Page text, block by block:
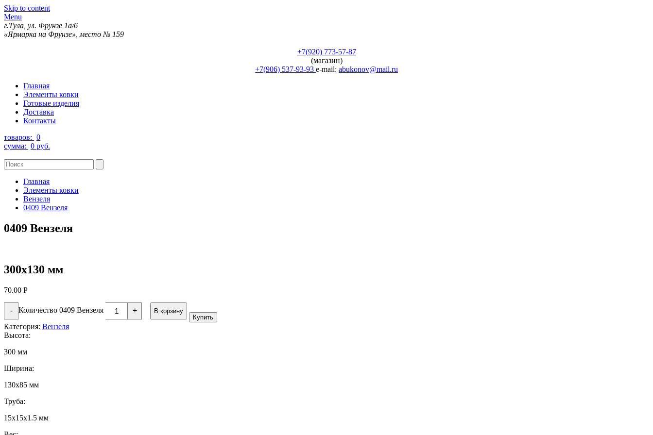
Skip to content
Menu
г.Тула, ул. Фрунзе 1а/6
«Ярмарка на Фрунзе», место № 159
+7(920) 773-57-87
(магазин)
+7(906) 537-93-93 e-mail: abukonov@mail.ru
Главная
Элементы ковки
Готовые изделия
Доставка
Контакты
товаров: 0
сумма: 0 руб.
Главная
Элементы ковки
Вензеля
0409 Вензеля
0409 Вензеля
300х130 мм
70.00 Р
- Количество 0409 Вензеля +
В корзину
Купить
Категория: Вензеля
Высота:
300 мм
Ширина:
130х85 мм
Труба:
15х15х1.5 мм